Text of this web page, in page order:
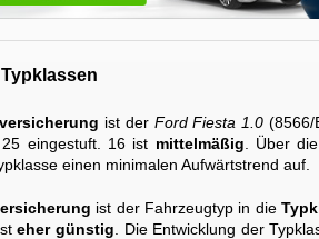
ist der Ford Fiesta 1.0
eingestuft. 16 ist mittelmäßig . Über
einen minimalen Aufwärtstrend auf.
ist der Fahrzeugtyp in die
eher günstig . Die Entwicklung der